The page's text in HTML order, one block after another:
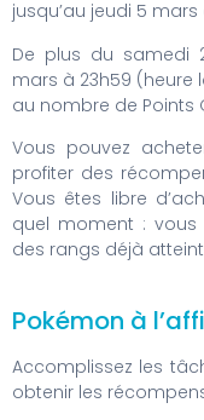
jusqu’au jeudi 5
De plus du samedi
mars à 23h59 (heure
au nombre de Points
Vous pouvez
profiter des
Vous êtes libre
quel moment : vous
des rangs déjà
Pokémon à
Accomplissez les
obtenir les